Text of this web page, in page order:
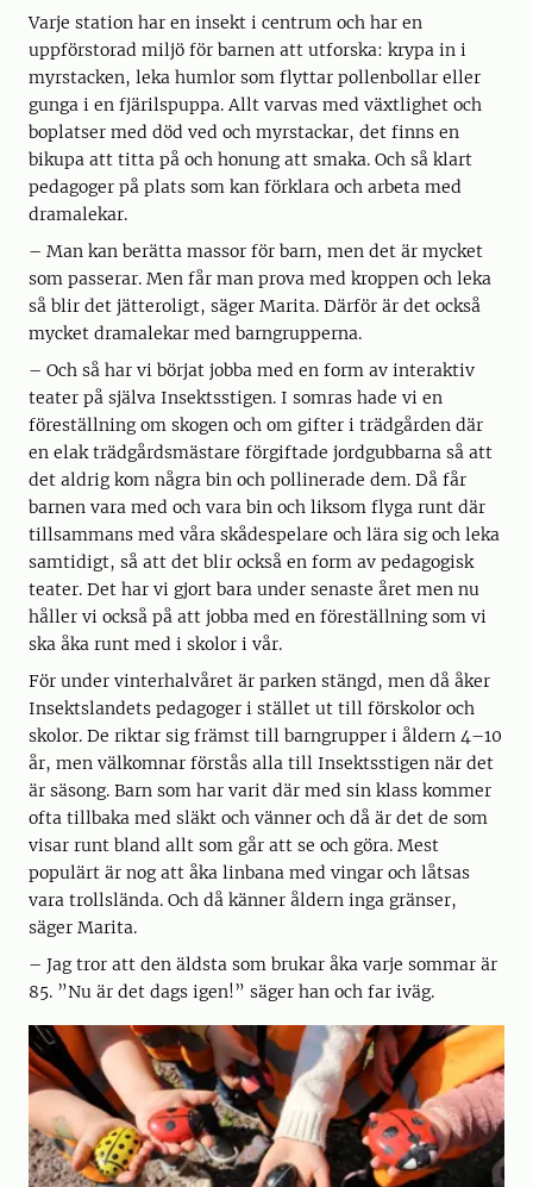
Varje station har en insekt i centrum och har en
uppförstorad miljö för barnen att utforska: krypa in i
myrstacken, leka humlor som flyttar pollenbollar eller
gunga i en fjärilspuppa. Allt varvas med växtlighet och
boplatser med död ved och myrstackar, det finns en
bikupa att titta på och honung att smaka. Och så klart
pedagoger på plats som kan förklara och arbeta med
dramalekar.
– Man kan berätta massor för barn, men det är mycket
som passerar. Men får man prova med kroppen och leka
så blir det jätteroligt, säger Marita. Därför är det också
mycket dramalekar med barngrupperna.
– Och så har vi börjat jobba med en form av interaktiv
teater på själva Insektsstigen. I somras hade vi en
föreställning om skogen och om gifter i trädgården där
en elak trädgårdsmästare förgiftade jordgubbarna så att
det aldrig kom några bin och pollinerade dem. Då får
barnen vara med och vara bin och liksom flyga runt där
tillsammans med våra skådespelare och lära sig och leka
samtidigt, så att det blir också en form av pedagogisk
teater. Det har vi gjort bara under senaste året men nu
håller vi också på att jobba med en föreställning som vi
ska åka runt med i skolor i vår.
För under vinterhalvåret är parken stängd, men då åker
Insektslandets pedagoger i stället ut till förskolor och
skolor. De riktar sig främst till barngrupper i åldern 4–10
år, men välkomnar förstås alla till Insektsstigen när det
är säsong. Barn som har varit där med sin klass kommer
ofta tillbaka med släkt och vänner och då är det de som
visar runt bland allt som går att se och göra. Mest
populärt är nog att åka linbana med vingar och låtsas
vara trollslända. Och då känner åldern inga gränser,
säger Marita.
– Jag tror att den äldsta som brukar åka varje sommar är
85. ”Nu är det dags igen!” säger han och far iväg.